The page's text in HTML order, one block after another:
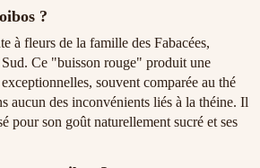
?
à fleurs de la famille des Fabacées,
Ce "buisson rouge" produit une
souvent comparée au thé
aucun des inconvénients liés à la théine. Il
pour son goût naturellement sucré et ses